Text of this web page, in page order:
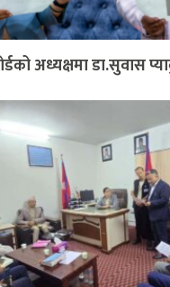
अध्यक्षमा डा.सुवास